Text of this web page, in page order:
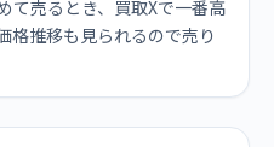
て売るとき、買取Xで一番高
格推移も見られるので売り